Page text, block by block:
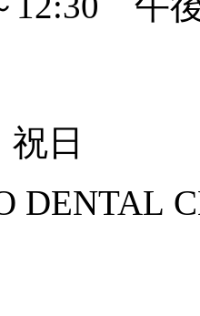
日
DENTAL